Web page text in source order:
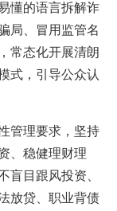
懂的语言拆解诈
局、冒用监管名
常态化开展清朗
式，引导公众认
管理要求，坚持
、稳健理财理
盲目跟风投资、
放贷、职业背债